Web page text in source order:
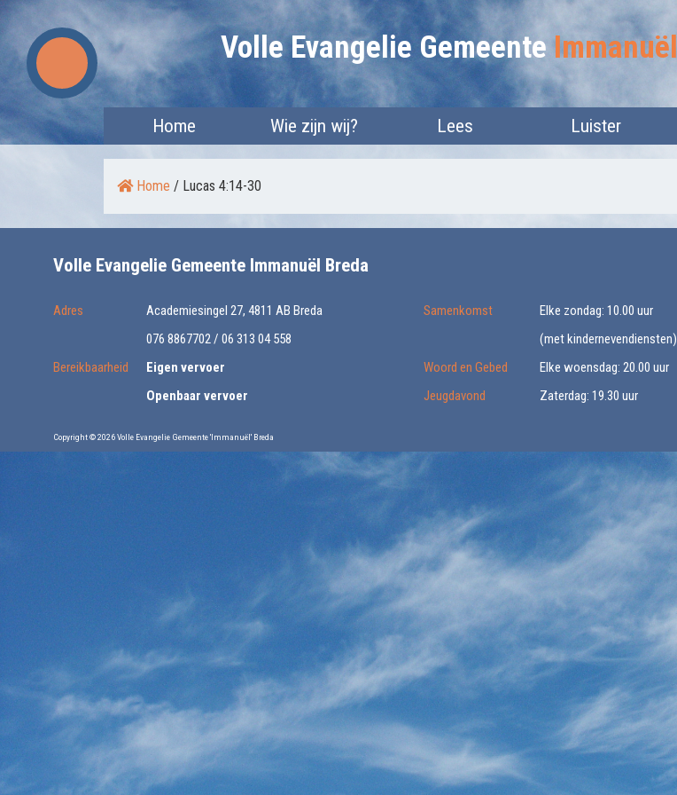
Skip
to
content
Volle Evangelie Gemeente Immanuël
Home Wie zijn wij? Lees Luister
Home / Lucas 4:14-30
Volle Evangelie Gemeente Immanuël Breda
Adres
Academiesingel 27, 4811 AB Breda
076 8867702 / 06 313 04 558
Bereikbaarheid
Eigen vervoer
Openbaar vervoer
Samenkomst
Elke zondag: 10.00 uur
(met kindernevendiensten)
Woord en Gebed
Elke woensdag: 20.00 uur
Jeugdavond
Zaterdag: 19.30 uur
Copyright © 2026 Volle Evangelie Gemeente 'Immanuël' Breda